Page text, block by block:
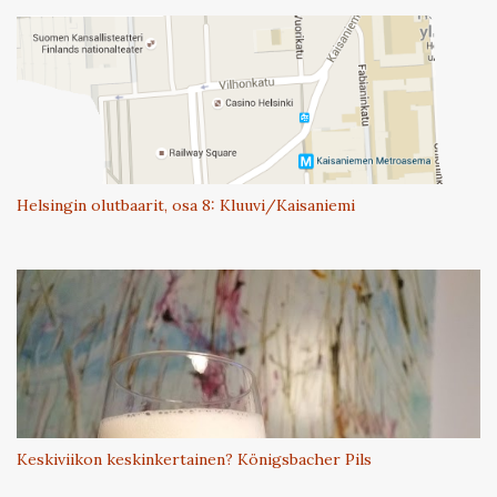
Helsingin olutbaarit, osa 8: Kluuvi/Kaisaniemi
Keskiviikon keskinkertainen? Königsbacher Pils